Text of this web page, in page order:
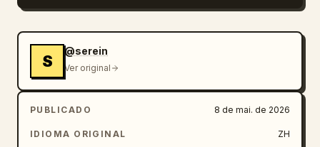
tecido fosco. A paleta dominante de laranja,
publicidade ultra-moderna para o X / Twitter.
Fundo branco limpo com tipografia editorial
em negrito, elementos de branding de software
premium, gráficos de interface elegantes,
ícones interativos flutuantes e uma área
estilosa para QR code.
S
@serein
Ver original
PUBLICADO 8 de mai. de 2026
IDIOMA ORIGINAL ZH